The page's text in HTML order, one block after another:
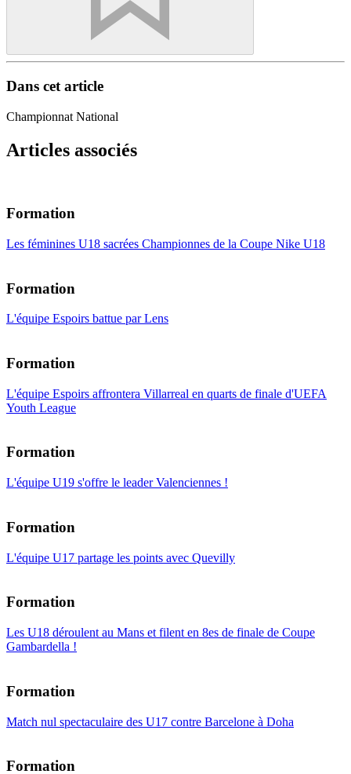
Dans cet article
Championnat National
Articles associés
Formation
Les féminines U18 sacrées Championnes de la Coupe Nike U18
Formation
L'équipe Espoirs battue par Lens
Formation
L'équipe Espoirs affrontera Villarreal en quarts de finale d'UEFA
Youth League
Formation
L'équipe U19 s'offre le leader Valenciennes !
Formation
L'équipe U17 partage les points avec Quevilly
Formation
Les U18 déroulent au Mans et filent en 8es de finale de Coupe
Gambardella !
Formation
Match nul spectaculaire des U17 contre Barcelone à Doha
Formation